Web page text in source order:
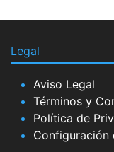
Legal
Aviso Legal
Términos y
Política de
Configuración